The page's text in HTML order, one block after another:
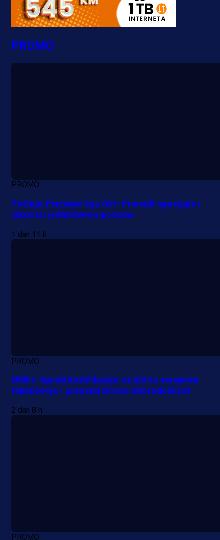
PROMO
PROMO
Počinje Premijer liga BiH: Pronađi specijale i
iskoristi jedinstvenu ponudu
1 dan 11 h
PROMO
MrBit: Isprati kvalifikacije za elitna evropska
takmičenja i preuzmi bonus dobrodošlice!
2 dan 8 h
PROMO